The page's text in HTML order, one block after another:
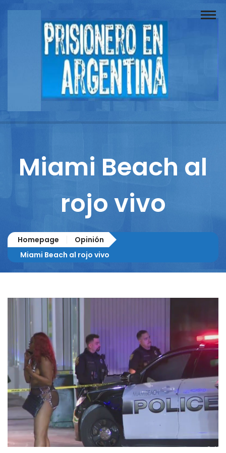
Buscador
Documentos
Reportajes
Miami Beach al
rojo vivo
Homepage
Opinión
Miami Beach al rojo vivo